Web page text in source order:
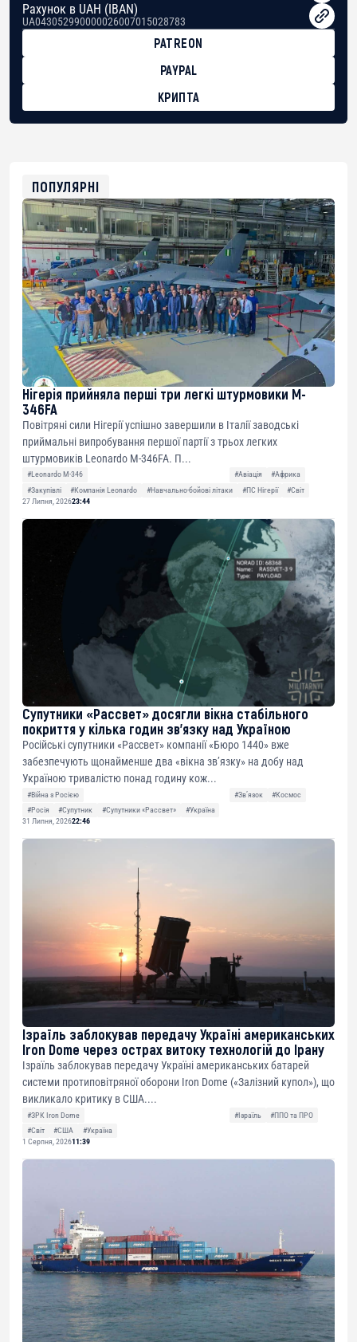
Рахунок в UAH (IBAN)
UA043052990000026007015028783
PATREON
PAYPAL
КРИПТА
0xfD02863D3289416fcF50975c9DFda13623f97758
ПОПУЛЯРНІ
Нігерія прийняла перші три легкі штурмовики M-
346FA
Повітряні сили Нігерії успішно завершили в Італії заводські
приймальні випробування першої партії з трьох легких
штурмовиків Leonardo M-346FA. П...
#Leonardo M-346 #Авіація
#Африка
#Закупівлі
#Компанія Leonardo #Навчально-бойові літаки #ПС Нігерії
#Світ
27 Липня, 202623:44
Супутники «Рассвет» досягли вікна стабільного
покриття у кілька годин зв’язку над Україною
Російські супутники «Рассвет» компанії «Бюро 1440» вже
забезпечують щонайменше два «вікна зв’язку» на добу над
Україною тривалістю понад годину кож...
#Війна з Росією #Звʼязок
#Космос
#Росія
#Супутник #Супутники «Рассвет»
#Україна
31 Липня, 202622:46
Ізраїль заблокував передачу Україні американських
Iron Dome через острах витоку технологій до Ірану
Ізраїль заблокував передачу Україні американських батарей
системи протиповітряної оборони Iron Dome («Залізний купол»), що
викликало критику в США....
#ЗРК Iron Dome #Ізраїль
#ППО та ПРО
#Світ
#США
#Україна
1 Серпня, 202611:39